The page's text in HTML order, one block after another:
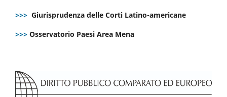
>>> Giurisprudenza delle Corti Latino-americane
>>> Osservatorio Paesi Area Mena